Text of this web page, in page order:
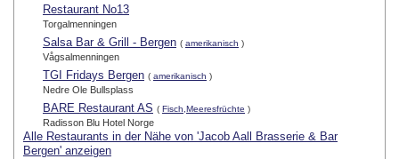
Restaurant No13
Torgalmenningen
Salsa Bar & Grill - Bergen ( amerikanisch )
Vågsalmenningen
TGI Fridays Bergen ( amerikanisch )
Nedre Ole Bullsplass
BARE Restaurant AS ( Fisch,Meeresfrüchte )
Radisson Blu Hotel Norge
Alle Restaurants in der Nähe von 'Jacob Aall Brasserie & Bar
Bergen' anzeigen